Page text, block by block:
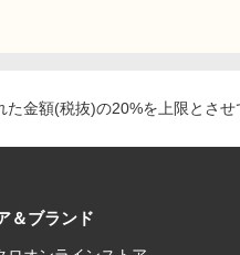
金額(税抜)の20%を上限とさ
＆ブランド